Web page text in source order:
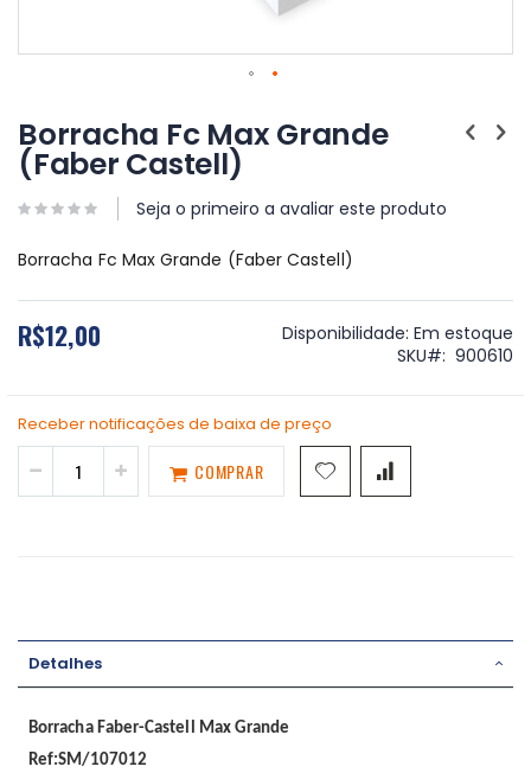
para
o
início
da
Galeria
imagens
Borracha Fc Max Grande
(Faber Castell)
Seja o primeiro a avaliar este produto
Borracha Fc Max Grande (Faber Castell)
R$12,00 Disponibilidade: Em estoque
SKU
900610
Receber notificações de baixa de preço
COMPRAR
Detalhes
Borracha Faber-Castell Max Grande
Ref:SM/107012